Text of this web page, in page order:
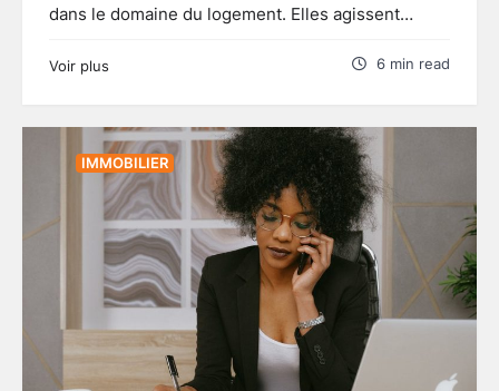
dans le domaine du logement. Elles agissent…
Voir plus 6 min read
IMMOBILIER